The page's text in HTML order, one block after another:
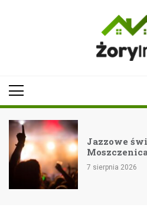
Jazzowe święto w Łaźni
Moszczenica!
7 sierpnia 2026